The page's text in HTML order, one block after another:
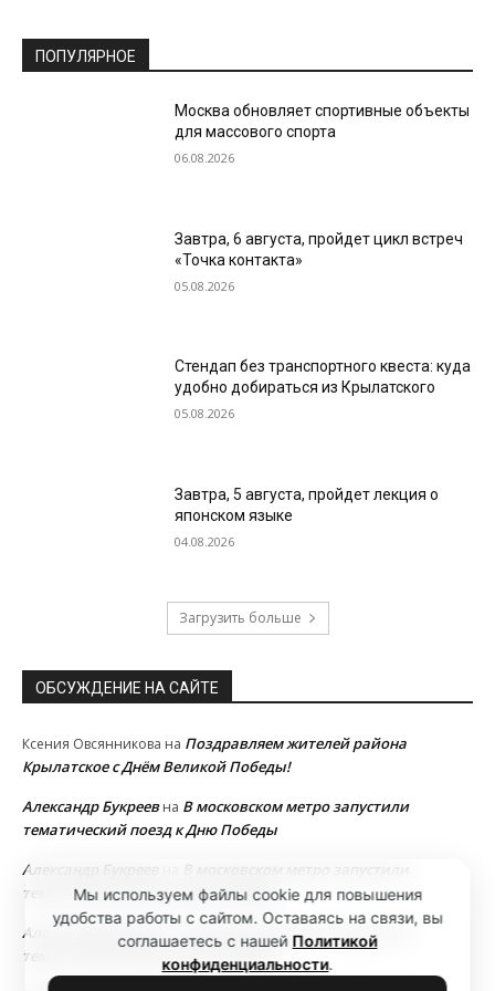
ПОПУЛЯРНОЕ
Москва обновляет спортивные объекты
для массового спорта
06.08.2026
Завтра, 6 августа, пройдет цикл встреч
«Точка контакта»
05.08.2026
Стендап без транспортного квеста: куда
удобно добираться из Крылатского
05.08.2026
Завтра, 5 августа, пройдет лекция о
японском языке
04.08.2026
Загрузить больше
ОБСУЖДЕНИЕ НА САЙТЕ
Ксения Овсянникова на Поздравляем жителей района
Крылатское с Днём Великой Победы!
Александр Букреевна В московском метро запустили
тематический поезд к Дню Победы
Александр Букреев
В московском метро запустили
тематический поезд к Дню Победы
Александр Букреев
В московском метро запустили
тематический поезд к Дню Победы
Мы используем файлы cookie для повышения
удобства работы с сайтом. Оставаясь на связи, вы
соглашаетесь с нашей Политикой
конфиденциальности.